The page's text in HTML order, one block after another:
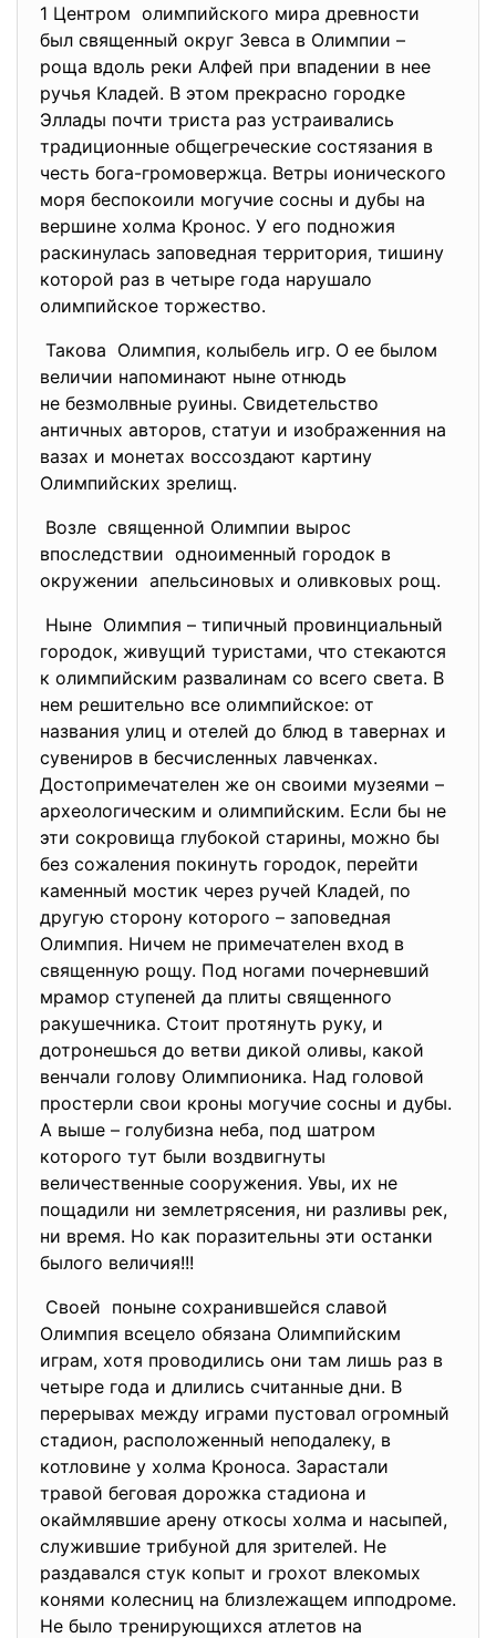
1 Центром олимпийского мира древности
был священный округ Зевса в Олимпии –
роща вдоль реки Алфей при впадении в нее
ручья Кладей. В этом прекрасно городке
Эллады почти триста раз устраивались
традиционные общегреческие состязания в
честь бога-громовержца. Ветры ионического
моря беспокоили могучие сосны и дубы на
вершине холма Кронос. У его подножия
раскинулась заповедная территория, тишину
которой раз в четыре года нарушало
олимпийское торжество.
Такова Олимпия, колыбель игр. О ее былом
величии напоминают ныне отнюдь
не безмолвные руины. Свидетельство
античных авторов, статуи и изображенния на
вазах и монетах воссоздают картину
Олимпийских зрелищ.
Возле священной Олимпии вырос
впоследствии одноименный городок в
окружении апельсиновых и оливковых рощ.
Ныне Олимпия – типичный провинциальный
городок, живущий туристами, что стекаются
к олимпийским развалинам со всего света. В
нем решительно все олимпийское: от
названия улиц и отелей до блюд в тавернах и
сувениров в бесчисленных лавченках.
Достопримечателен же он своими музеями –
археологическим и олимпийским. Если бы не
эти сокровища глубокой старины, можно бы
без сожаления покинуть городок, перейти
каменный мостик через ручей Кладей, по
другую сторону которого – заповедная
Олимпия. Ничем не примечателен вход в
священную рощу. Под ногами почерневший
мрамор ступеней да плиты священного
ракушечника. Стоит протянуть руку, и
дотронешься до ветви дикой оливы, какой
венчали голову Олимпионика. Над головой
простерли свои кроны могучие сосны и дубы.
А выше – голубизна неба, под шатром
которого тут были воздвигнуты
величественные сооружения. Увы, их не
пощадили ни землетрясения, ни разливы рек,
ни время. Но как поразительны эти останки
былого величия!!!
Своей поныне сохранившейся славой
Олимпия всецело обязана Олимпийским
играм, хотя проводились они там лишь раз в
четыре года и длились считанные дни. В
перерывах между играми пустовал огромный
стадион, расположенный неподалеку, в
котловине у холма Кроноса. Зарастали
травой беговая дорожка стадиона и
окаймлявшие арену откосы холма и насыпей,
служившие трибуной для зрителей. Не
раздавался стук копыт и грохот влекомых
конями колесниц на близлежащем ипподроме.
Не было тренирующихся атлетов на